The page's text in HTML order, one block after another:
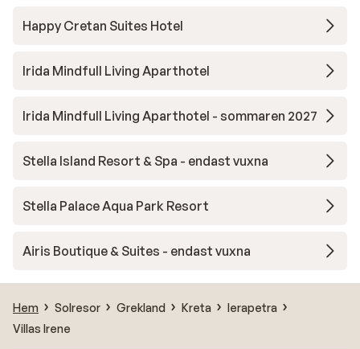
Happy Cretan Suites Hotel
Irida Mindfull Living Aparthotel
Irida Mindfull Living Aparthotel - sommaren 2027
Stella Island Resort & Spa - endast vuxna
Stella Palace Aqua Park Resort
Airis Boutique & Suites - endast vuxna
Hem Solresor Grekland Kreta
Ierapetra
Villas Irene